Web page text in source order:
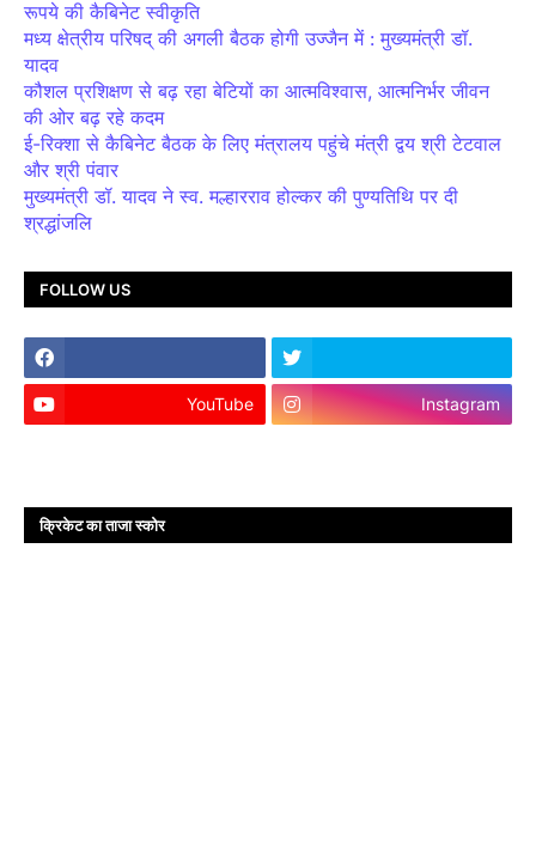
रूपये की कैबिनेट स्वीकृति
मध्य क्षेत्रीय परिषद् की अगली बैठक होगी उज्जैन में : मुख्यमंत्री डॉ.
यादव
कौशल प्रशिक्षण से बढ़ रहा बेटियों का आत्मविश्वास, आत्मनिर्भर जीवन
की ओर बढ़ रहे कदम
ई-रिक्शा से कैबिनेट बैठक के लिए मंत्रालय पहुंचे मंत्री द्वय श्री टेटवाल
और श्री पंवार
मुख्यमंत्री डॉ. यादव ने स्व. मल्हारराव होल्कर की पुण्यतिथि पर दी
श्रद्धांजलि
FOLLOW US
YouTube Instagram
क्रिकेट का ताजा स्कोर